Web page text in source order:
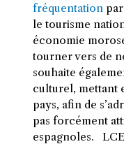
fréquentationpar
le tourisme
économie
tourner vers de
souhaite
culturel, mettant
pays, afin de
pas forcément
espagnoles.